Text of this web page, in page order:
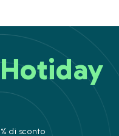
Hotiday
di sconto